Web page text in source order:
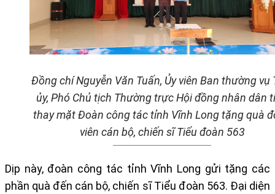
Đồng chí Nguyễn Văn Tuấn, Ủy viên Ban thường vụ
ủy, Phó Chủ tịch Thường trực Hội đồng nhân dân
thay mặt Đoàn công tác tỉnh Vĩnh Long tặng quà
viên cán bộ, chiến sĩ Tiểu đoàn 563
Dịp này, đoàn công tác tỉnh Vĩnh Long gửi tặng các
phần quà đến cán bộ, chiến sĩ Tiểu đoàn 563. Đại diện